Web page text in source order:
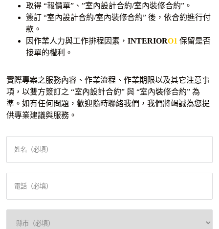
取得 “報價單”、”室內設計合約/室內裝修合約”。
簽訂 “室內設計合約/室內裝修合約” 後，依合約進行付
款。
因作業人力與工作排程因素，INTERIORO1 保留是否
接單的權利。
實際專案之服務內容、作業流程、作業期限以及其它注意事
項，以雙方簽訂之 “室內設計合約” 與 “室內裝修合約” 為
準。如有任何問題，歡迎隨時聯絡我們，我們將竭誠為您提
供專業建議與服務。